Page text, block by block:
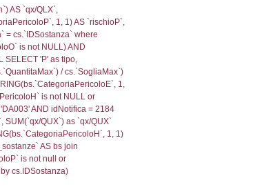
ON
=
f_territori_limitrofi INNER JOIN
AND
executionMS:
f_territori_limitrofi INNER JOIN